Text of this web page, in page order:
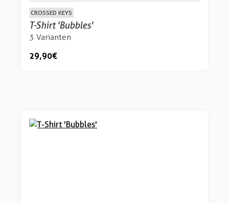
CROSSED KEYS
T-Shirt 'Bubbles'
3 Varianten
29,90 €